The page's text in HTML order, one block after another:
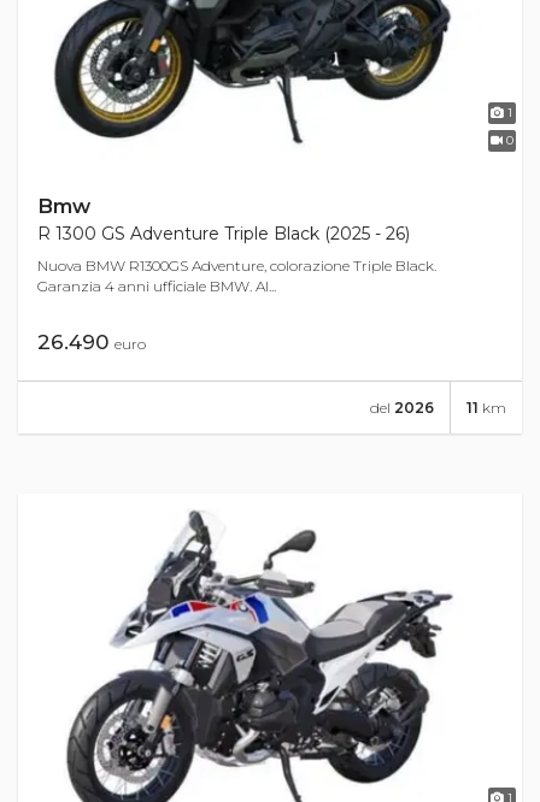
1
0
Bmw
R 1300 GS Adventure Triple Black (2025 - 26)
Nuova BMW R1300GS Adventure, colorazione Triple Black.
Garanzia 4 anni ufficiale BMW. Al...
26.490 euro
11 km
del 2026
1